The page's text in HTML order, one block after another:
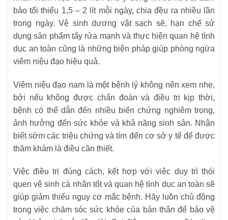
bảo tối thiểu 1,5 – 2 lít mỗi ngày, chia đều ra nhiều lần
trong ngày. Vệ sinh dương vật sạch sẽ, hạn chế sử
dụng sản phẩm tẩy rửa mạnh và thực hiện quan hệ tình
dục an toàn cũng là những biện pháp giúp phòng ngừa
viêm niệu đạo hiệu quả.
Viêm niệu đạo nam là một bệnh lý không nên xem nhẹ,
bởi nếu không được chẩn đoán và điều trị kịp thời,
bệnh có thể dẫn đến nhiều biến chứng nghiêm trọng,
ảnh hưởng đến sức khỏe và khả năng sinh sản. Nhận
biết sớm các triệu chứng và tìm đến cơ sở y tế để được
thăm khám là điều cần thiết.
Việc điều trị đúng cách, kết hợp với việc duy trì thói
quen vệ sinh cá nhân tốt và quan hệ tình dục an toàn sẽ
giúp giảm thiểu nguy cơ mắc bệnh. Hãy luôn chủ động
trong việc chăm sóc sức khỏe của bản thân để bảo vệ